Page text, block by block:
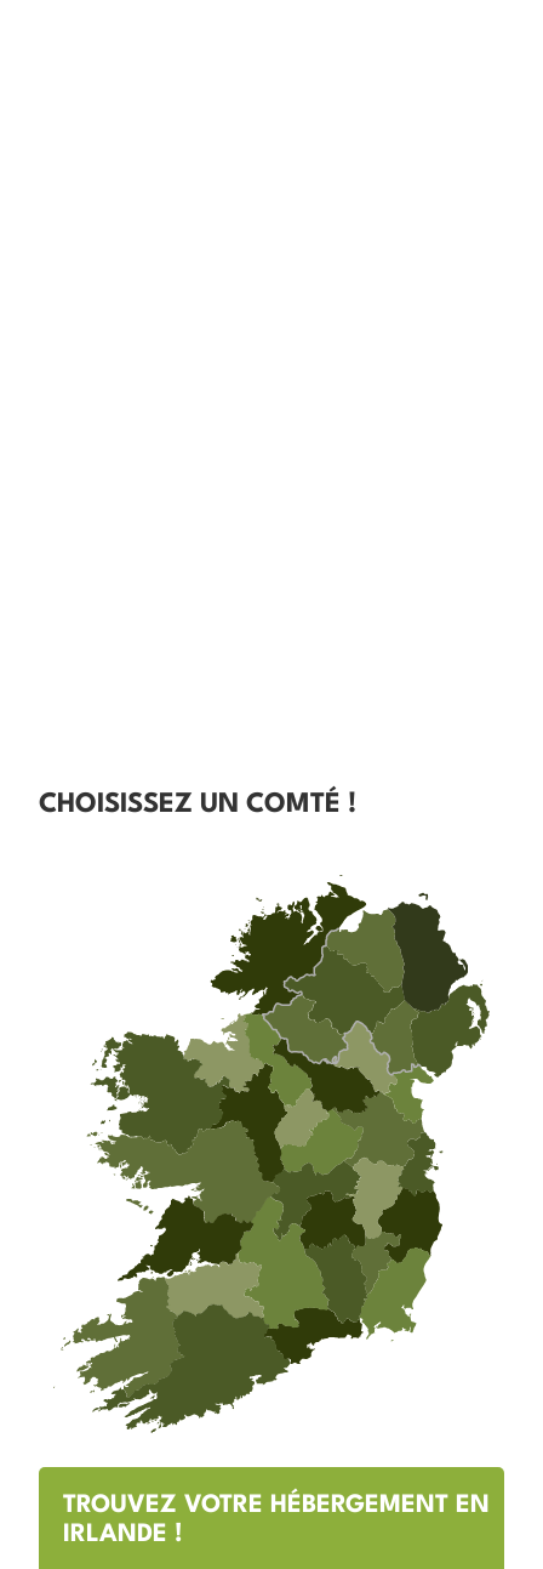
CHOISISSEZ UN COMTÉ !
TROUVEZ VOTRE HÉBERGEMENT EN
IRLANDE !